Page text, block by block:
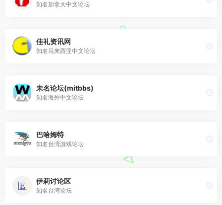
知名加拿大中文论坛
佳礼资讯网
知名马来西亚中文论坛
未名论坛(mitbbs)
知名海外中文论坛
巴哈姆特
知名台湾游戏论坛
伊莉讨论区
知名台湾论坛